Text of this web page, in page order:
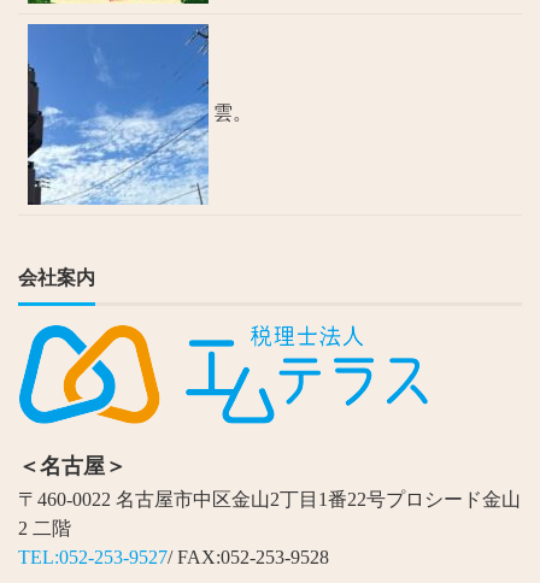
雲。
会社案内
＜名古屋＞
〒460-0022 名古屋市中区金山2丁目1番22号プロシード金山
2 二階
TEL:052-253-9527/ FAX:052-253-9528